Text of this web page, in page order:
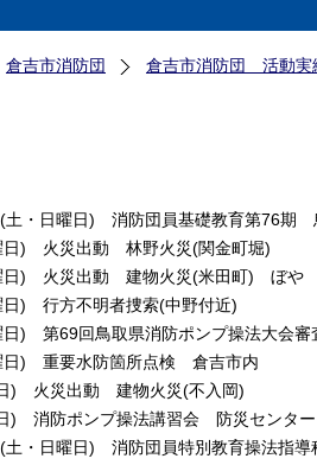
倉吉市消防団 倉吉市消防団 活動実
土・日曜日) 消防団員基礎教育第76期
日) 火災出動 林野火災(関金町堀)
日) 火災出動 建物火災(米田町) ぼや
日) 行方不明者捜索(中野付近)
日) 第69回鳥取県消防ポンプ操法大会
日) 重要水防箇所点検 倉吉市内
) 火災出動 建物火災(不入岡)
) 消防ポンプ操法講習会 防災センター
土・日曜日) 消防団員特別教育操法指